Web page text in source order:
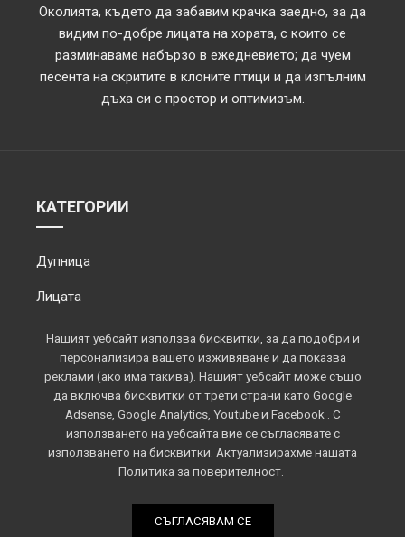
Нашият уебсайт използва бисквитки, за да подобри и
персонализира вашето изживяване и да показва
реклами (ако има такива). Нашият уебсайт може също
да включва бисквитки от трети страни като Google
Adsense, Google Analytics, Youtube и Facebook . С
използването на уебсайта вие се съгласявате с
използването на бисквитки. Актуализирахме нашата
Политика за поверителност.
СЪГЛАСЯВАМ СЕ
Околията, където да забавим крачка заедно, за да
видим по-добре лицата на хората, с които се
разминаваме набързо в ежедневието; да чуем
песента на скритите в клоните птици и да изпълним
дъха си с простор и оптимизъм.
КАТЕГОРИИ
Дупница
Лицата
Обектив
Околията
Площадът
Спорт
Всички права запазени © 2022